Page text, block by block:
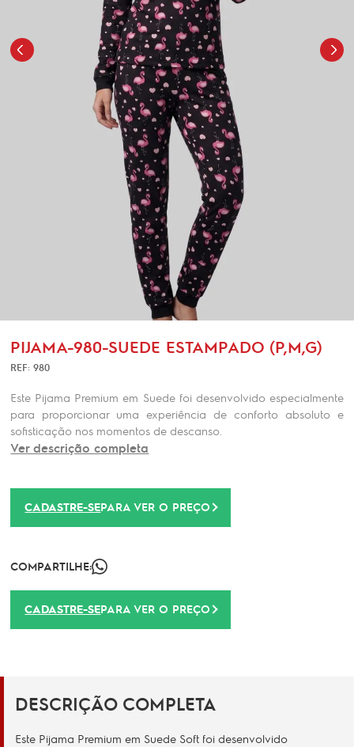
PIJAMA-980-SUEDE ESTAMPADO (P,M,G)
REF: 980
Este Pijama Premium em Suede foi desenvolvido especialmente
para proporcionar uma experiência de conforto absoluto e
sofisticação nos momentos de descanso.
Ver descrição completa
CADASTRE-SEPARA VER O PREÇO
COMPARTILHE:
CADASTRE-SEPARA VER O PREÇO
DESCRIÇÃO COMPLETA
Este Pijama Premium em Suede Soft foi desenvolvido